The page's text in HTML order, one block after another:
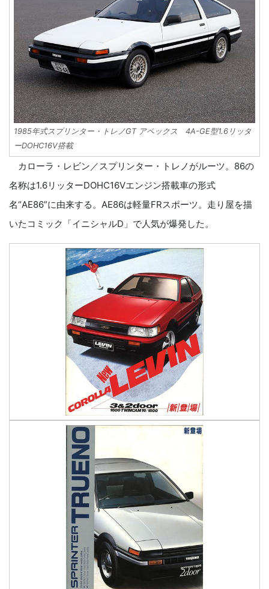
1985年式スプリンター・トレノGT アペックス 4A-GE型1.6リッタ
ーDOHC16V搭載
カローラ・レビン／スプリンター・トレノがルーツ。86の
名称は1.6リッターDOHC16Vエンジン搭載車の形式
名“AE86”に由来する。AE86は軽量FRスポーツ。走り屋を描
いたコミック「イニシャルD」で人気が爆発した。